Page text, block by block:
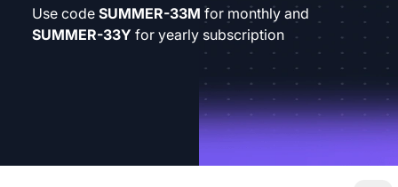
Use code SUMMER-33M for monthly and
SUMMER-33Y for yearly subscription